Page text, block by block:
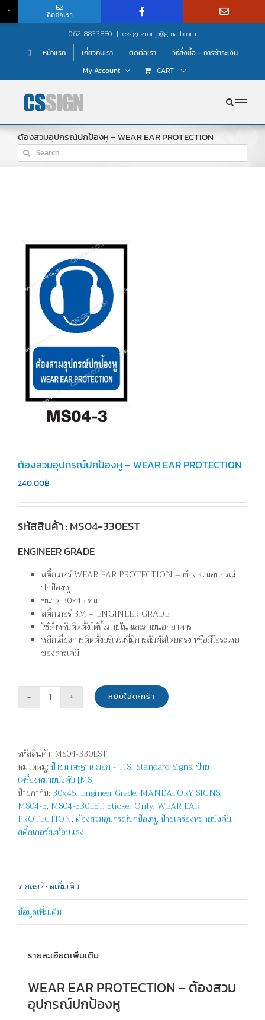
content
062-8833880 | cssigngroup@gmail.com
หน้าแรก เกี่ยวกับเรา ติดต่อเรา
วิธีสั่งซื้อ – การชำระเงิน
My Account
CART
ต้องสวมอุปกรณ์ปกป้องหู – WEAR EAR PROTECTION
Search
for:
ต้องสวมอุปกรณ์ปกป้องหู – WEAR EAR PROTECTION
240.00฿
รหัสสินค้า : MS04-330EST
ENGINEER GRADE
สติ๊กเกอร์ WEAR EAR PROTECTION – ต้องสวมอุปกรณ์
ปกป้องหู
ขนาด 30×45 ซม.
สติ๊กเกอร์ 3M – ENGINEER GRADE
ใช้สำหรับติดตั้งได้ทั้งภายใน และภายนอกอาคาร
หลีกเลี่ยงการติดตั้งบริเวณที่มีการสัมผัสโดยตรง หรือมีไอระเหย
ของสารเคมี
จำนวน
ปกป้อง
หู
-
WEAR
EAR
PROTECTION
ชิ้น
หยิบใส่ตะกร้า
รหัสสินค้า: MS04-330EST
หมวดหมู่:ป้ายมาตรฐาน มอก - TISI Standard Signs, ป้าย
เครื่องหมายบังคับ [MS]
ป้ายกำกับ: 30x45, Engineer Grade, MANDATORY SIGNS,
MS04-3, MS04-330EST, Sticker Only, WEAR EAR
PROTECTION, ต้องสวมอุปกรณ์ปกป้องหู, ป้ายเครื่องหมายบังคับ,
สติ๊กเกอร์สะท้อนแสง
รายละเอียดเพิ่มเติม
ข้อมูลเพิ่มเติม
รายละเอียดเพิ่มเติม
WEAR EAR PROTECTION – ต้องสวม
อุปกรณ์ปกป้องหู
↑ ติดต่อเรา